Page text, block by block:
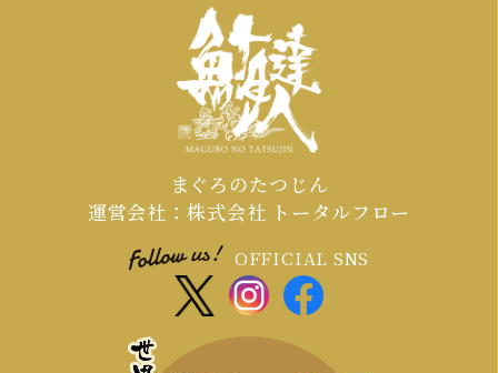
グ＆サプライズ入場」で期待感を高
め、「共同作業と写真映え」で誰もが
主役になり、「ライブで食す」最高の
カタルシスを提供することがです。
まぐろのたつじん
運営会社：株式会社 トータルフロー
OFFICIAL SNS